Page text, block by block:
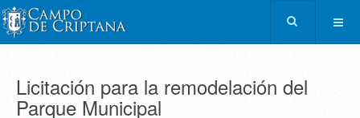
Licitación para la remodelación del
Parque Municipal